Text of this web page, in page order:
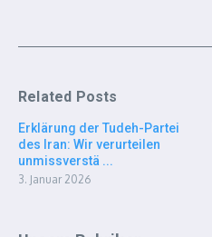
Related Posts
Erklärung der Tudeh-Partei
des Iran: Wir verurteilen
unmissverstä ...
3. Januar 2026